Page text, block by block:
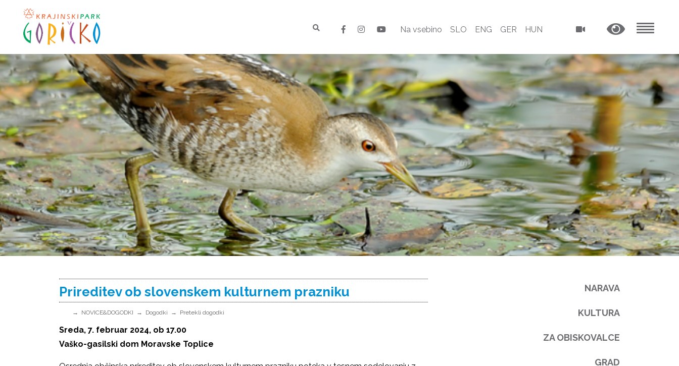
Na vsebino SLO ENG GER HUN
Prireditev ob slovenskem kulturnem prazniku
NOVICE&DOGODKI Dogodki Pretekli dogodki
Sreda, 7. februar 2024, ob 17.00
Vaško-gasilski dom Moravske Toplice
NARAVA
KULTURA
ZA OBISKOVALCE
GRAD